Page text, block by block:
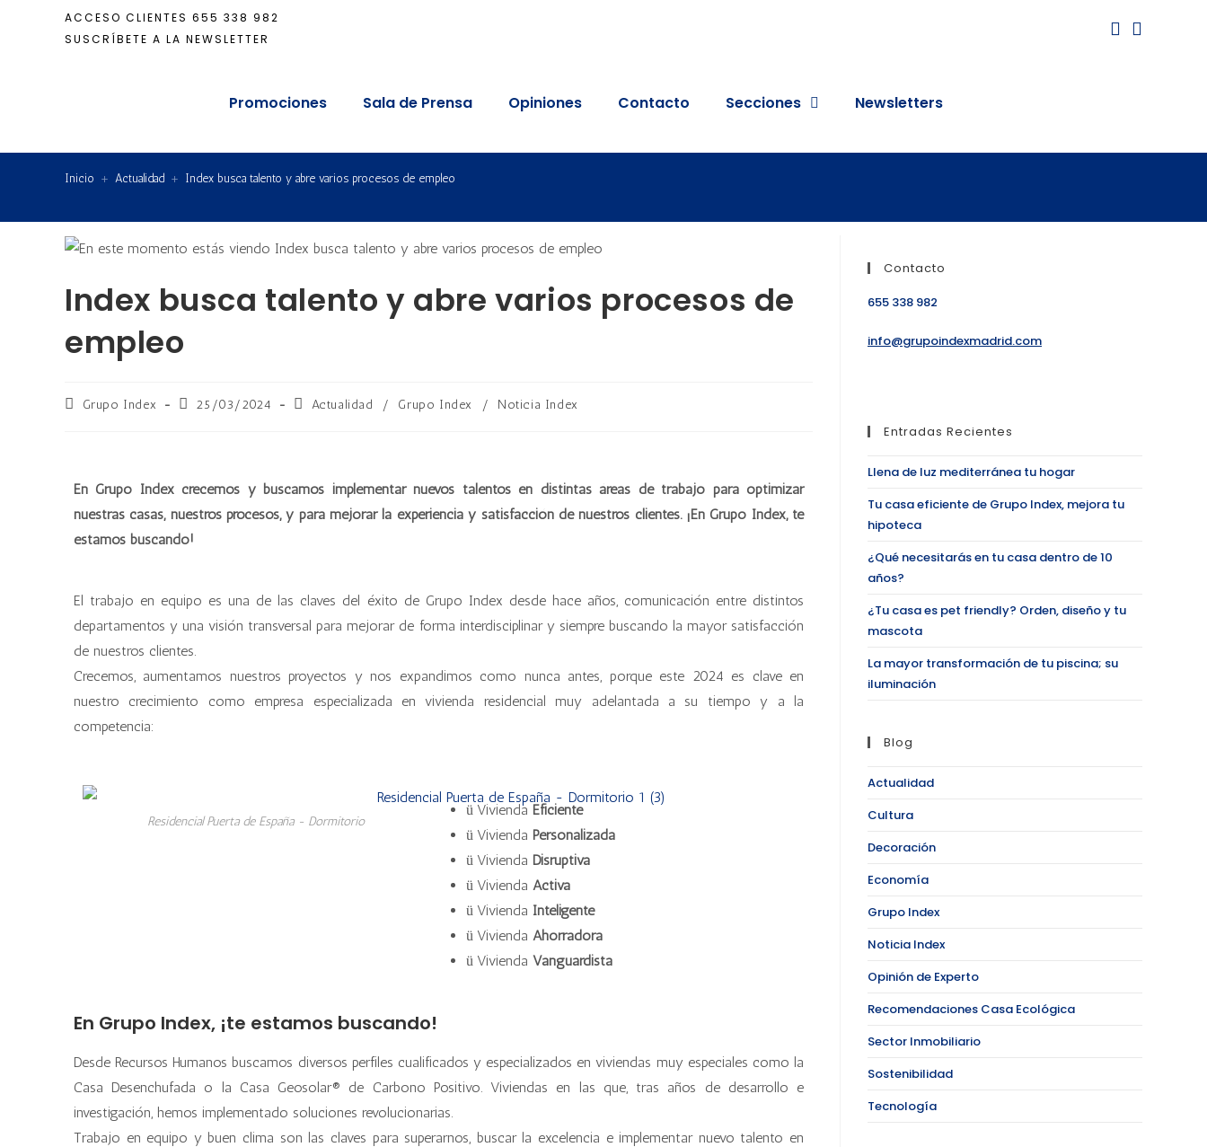
ACCESO CLIENTES 655 338 982
SUSCRÍBETE A LA NEWSLETTER
Promociones Sala de Prensa Opiniones Contacto Secciones Newsletters
Inicio + Actualidad + Index busca talento y abre varios procesos de empleo
Index busca talento y abre varios procesos de
empleo
Grupo Index 25/03/2024 Actualidad / Grupo Index / Noticia Index
En Grupo Index crecemos y buscamos implementar nuevos talentos en distintas áreas de trabajo para optimizar
nuestras casas, nuestros procesos, y para mejorar la experiencia y satisfacción de nuestros clientes. ¡En Grupo Index, te
estamos buscando!
El trabajo en equipo es una de las claves del éxito de Grupo Index desde hace años, comunicación entre distintos
departamentos y una visión transversal para mejorar de forma interdisciplinar y siempre buscando la mayor satisfacción
de nuestros clientes.
Crecemos, aumentamos nuestros proyectos y nos expandimos como nunca antes, porque este 2024 es clave en
nuestro crecimiento como empresa especializada en vivienda residencial muy adelantada a su tiempo y a la
competencia:
Residencial Puerta de España - Dormitorio
ü Vivienda Eficiente
ü Vivienda Personalizada
ü Vivienda Disruptiva
ü Vivienda Activa
ü Vivienda Inteligente
ü Vivienda Ahorradora
ü Vivienda Vanguardista
En Grupo Index, ¡te estamos buscando!
Desde Recursos Humanos buscamos diversos perfiles cualificados y especializados en viviendas muy especiales como la
Casa Desenchufada o la Casa Geosolar® de Carbono Positivo. Viviendas en las que, tras años de desarrollo e
investigación, hemos implementado soluciones revolucionarias.
Trabajo en equipo y buen clima son las claves para superarnos, buscar la excelencia e implementar nuevo talento en
Contacto
655 338 982
info@grupoindexmadrid.com
Entradas Recientes
Llena de luz mediterránea tu hogar
Tu casa eficiente de Grupo Index, mejora tu
hipoteca
¿Qué necesitarás en tu casa dentro de 10
años?
¿Tu casa es pet friendly? Orden, diseño y tu
mascota
La mayor transformación de tu piscina; su
iluminación
Blog
Actualidad
Cultura
Decoración
Economía
Grupo Index
Noticia Index
Opinión de Experto
Recomendaciones Casa Ecológica
Sector Inmobiliario
Sostenibilidad
Tecnología